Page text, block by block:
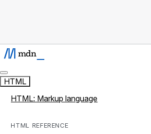
HTML
HTML: Markup language
HTML REFERENCE